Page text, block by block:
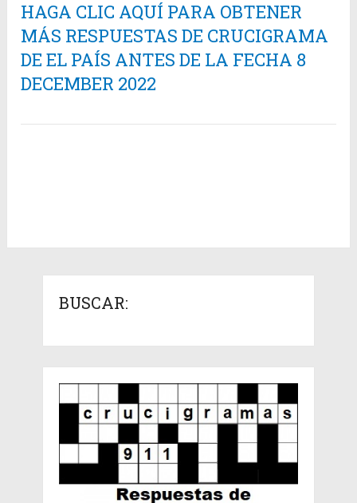
HAGA CLIC AQUÍ PARA OBTENER
MÁS RESPUESTAS DE CRUCIGRAMA
DE EL PAÍS ANTES DE LA FECHA 8
DECEMBER 2022
BUSCAR: